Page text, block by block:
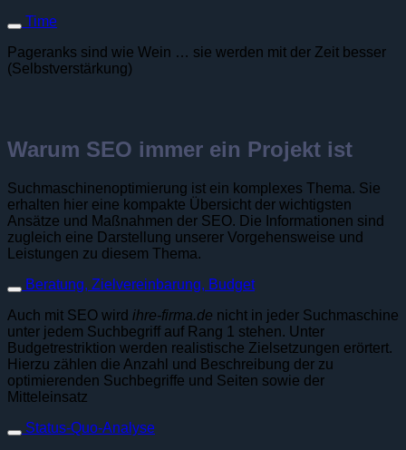
Time
Pageranks sind wie Wein … sie werden mit der Zeit besser
(Selbstverstärkung)
Warum SEO immer ein Projekt ist
Suchmaschinenoptimierung ist ein komplexes Thema. Sie
erhalten hier eine kompakte Übersicht der wichtigsten
Ansätze und Maßnahmen der SEO. Die Informationen sind
zugleich eine Darstellung unserer Vorgehensweise und
Leistungen zu diesem Thema.
Beratung, Zielvereinbarung, Budget
Auch mit SEO wird ihre-firma.de nicht in jeder Suchmaschine
unter jedem Suchbegriff auf Rang 1 stehen. Unter
Budgetrestriktion werden realistische Zielsetzungen erörtert.
Hierzu zählen die Anzahl und Beschreibung der zu
optimierenden Suchbegriffe und Seiten sowie der
Mitteleinsatz
Status-Quo-Analyse